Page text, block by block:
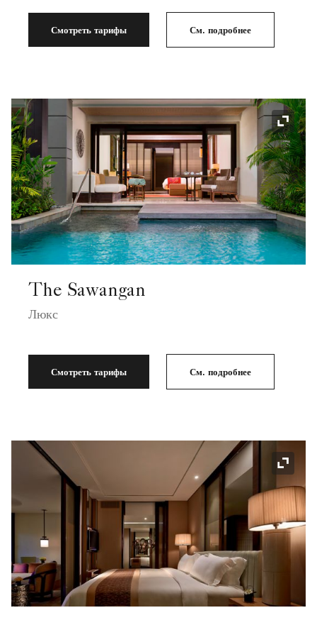
Смотреть тарифы См. подробнее
The Sawangan
Люкс
Смотреть тарифы См. подробнее